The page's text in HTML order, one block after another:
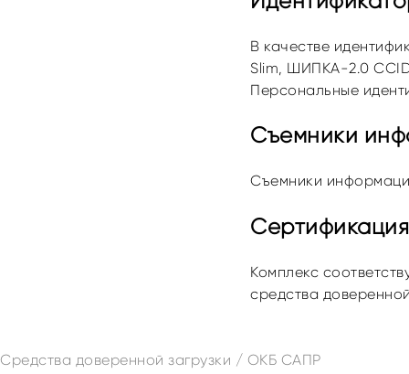
В качестве
Slim, ШИПКА-2.0 CCID
Персональные
Съемники
Съемники
Комплекс
средства
Средства доверенной загрузки / ОКБ САПР